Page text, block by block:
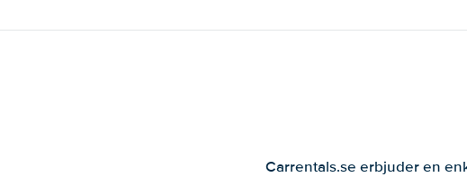
Carrentals.se erbjuder en